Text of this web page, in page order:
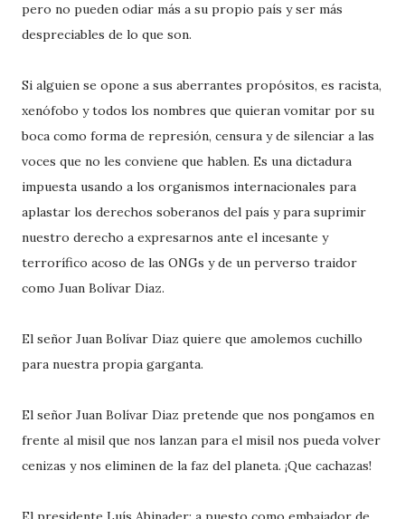
pero no pueden odiar más a su propio país y ser más
despreciables de lo que son.
Si alguien se opone a sus aberrantes propósitos, es racista,
xenófobo y todos los nombres que quieran vomitar por su
boca como forma de represión, censura y de silenciar a las
voces que no les conviene que hablen. Es una dictadura
impuesta usando a los organismos internacionales para
aplastar los derechos soberanos del país y para suprimir
nuestro derecho a expresarnos ante el incesante y
terrorífico acoso de las ONGs y de un perverso traidor
como Juan Bolívar Diaz.
El señor Juan Bolívar Diaz quiere que amolemos cuchillo
para nuestra propia garganta.
El señor Juan Bolívar Diaz pretende que nos pongamos en
frente al misil que nos lanzan para el misil nos pueda volver
cenizas y nos eliminen de la faz del planeta. ¡Que cachazas!